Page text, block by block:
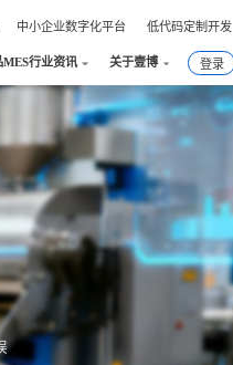
中小企业数字化平台 低代码定制开发
MES行业资讯 关于壹博 登录